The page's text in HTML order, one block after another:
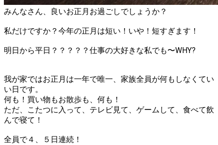
みんなさん、良いお正月お過ごしでしょうか？
私だけですか？今年の正月は短い！いや！短すぎます！
明日から平日？？？？？仕事の大好きな私でも〜WHY?
我が家ではお正月は一年で唯一、家族全員が何もしなくてい
い日です。
何も！買い物もお散歩も、何も！
ただ、こたつに入って、テレビ見て、ゲームして、食べて飲
んで寝て！
全員で４、５日連続！